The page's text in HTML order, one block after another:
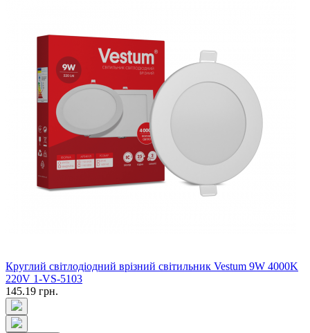
Круглий світлодіодний врізний світильник Vestum 9W 4000K
220V 1-VS-5103
145.19 грн.